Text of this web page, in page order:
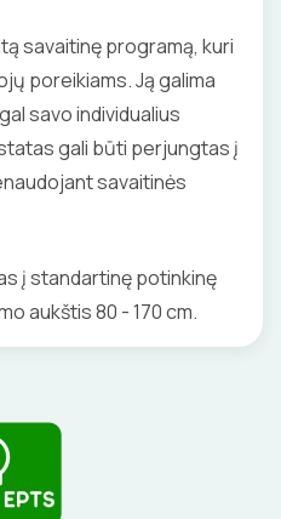
savaitinę programą, kuri
poreikiams. Ją galima
savo individualius
gali būti perjungtas į
savaitinės
į standartinę potinkinę
aukštis 80 - 170 cm.